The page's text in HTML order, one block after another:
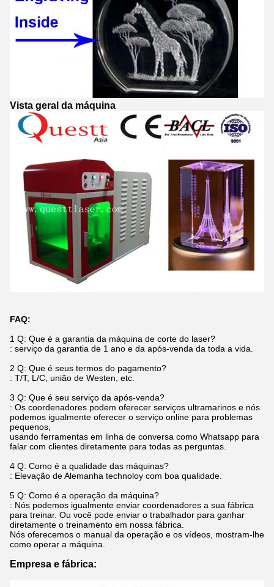
Vista geral da máquina
FAQ:
1 Q: Que é a garantia da máquina de corte do laser?
: serviço da garantia de 1 ano e da após-venda da toda a vida.
2 Q: Que é seus termos do pagamento?
: T/T, L/C, união de Westen, etc.
3 Q: Que é seu serviço da após-venda?
: Os coordenadores podem oferecer serviços ultramarinos e nós
podemos igualmente oferecer o serviço online para problemas
pequenos,
usando ferramentas em linha de conversa como Whatsapp para
falar com clientes diretamente para todas as perguntas.
4 Q: Como é a qualidade das máquinas?
: Elevação de Alemanha technoloy com boa qualidade.
5 Q: Como é a operação da máquina?
: Nós podemos igualmente enviar coordenadores a sua fábrica
para treinar. Ou você pode enviar o trabalhador para ganhar
diretamente o treinamento em nossa fábrica.
Nós oferecemos o manual da operação e os vídeos, mostram-lhe
como operar a máquina.
Empresa e fábrica: